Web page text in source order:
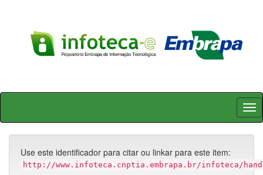
Skip
Use este identificador para citar ou linkar para este item:
http://www.infoteca.cnptia.embrapa.br/infoteca/